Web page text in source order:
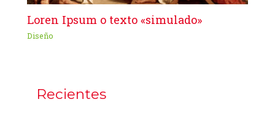
Loren Ipsum o texto «simulado»
Diseño
Recientes